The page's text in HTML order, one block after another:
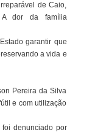
de Caio,
A dor da família
garantir que
a vida e
Pereira da Silva
e com utilização
denunciado por